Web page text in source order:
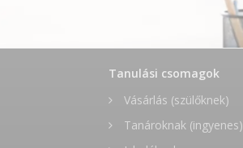
Tanulási csomagok
Vásárlás (szülőknek)
Tanároknak (ingyenes)